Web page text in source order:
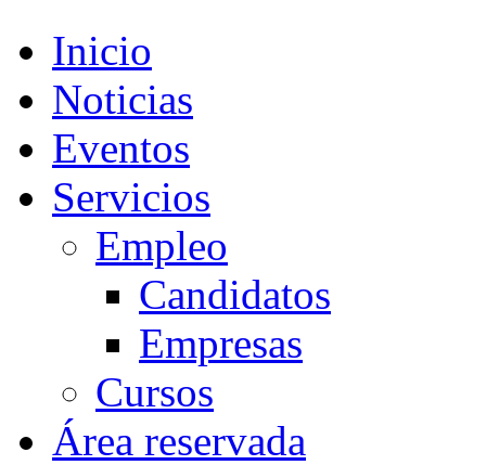
Inicio
Noticias
Eventos
Servicios
Empleo
Candidatos
Empresas
Cursos
Área reservada